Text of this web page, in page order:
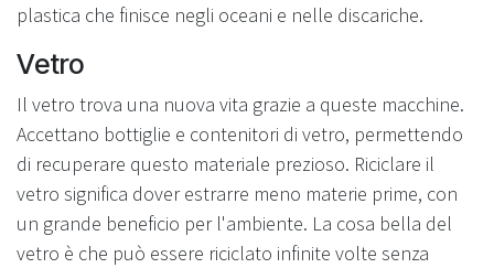
plastica che finisce negli oceani e nelle discariche.
Vetro
Il vetro trova una nuova vita grazie a queste macchine.
Accettano bottiglie e contenitori di vetro, permettendo
di recuperare questo materiale prezioso. Riciclare il
vetro significa dover estrarre meno materie prime, con
un grande beneficio per l'ambiente. La cosa bella del
vetro è che può essere riciclato infinite volte senza